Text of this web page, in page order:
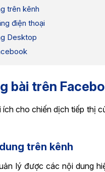
trên kênh
điện thoại
Desktop
bài trên
cho chiến dịch tiếp thị
trên kênh
lý được các nội dung